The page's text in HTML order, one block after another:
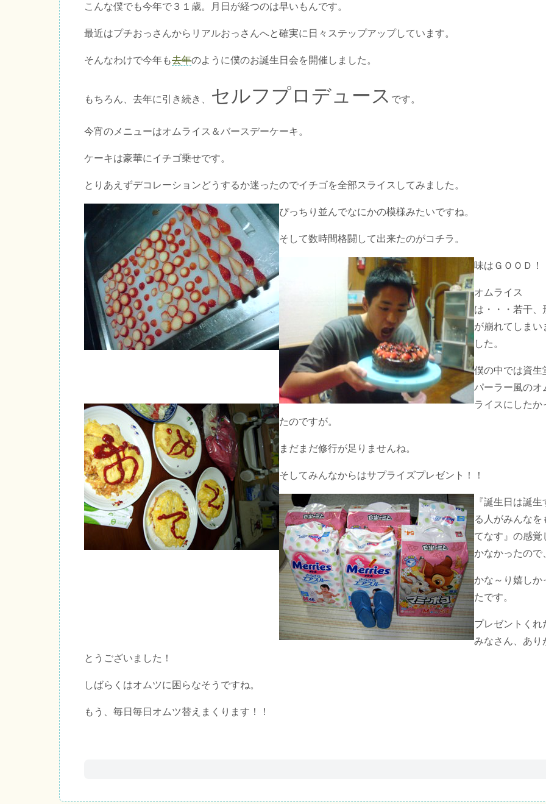
こんな僕でも今年で３１歳。月日が経つのは早いもんです。
最近はプチおっさんからリアルおっさんへと確実に日々ステップアップしています。
そんなわけで今年も去年のように僕のお誕生日会を開催しました。
もちろん、去年に引き続き、 セルフプロデュース です。
今宵のメニューはオムライス＆バースデーケーキ。
ケーキは豪華にイチゴ乗せです。
とりあえずデコレーションどうするか迷ったのでイチゴを全部スライスしてみました。
ぴっちり並んでなにかの模様みたいですね。
そして数時間格闘して出来たのがコチラ。
味はＧＯＯＤ！
オムライス
は・・・若干、
が崩れてしまい
した。
僕の中では資生
パーラー風のオ
ライスにしたか
たのですが。
まだまだ修行が足りませんね。
そしてみんなからはサプライズプレゼント！！
『誕生日は誕生
る人がみんなを
てなす』の感覚
かなかったので
かな～り嬉しか
たです。
プレゼントくれ
みなさん、あり
とうございました！
しばらくはオムツに困らなそうですね。
もう、毎日毎日オムツ替えまくります！！